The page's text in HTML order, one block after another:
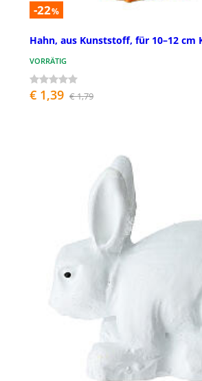
-22%
Hahn, aus Kunststoff, für 10–12 cm
VORRÄTIG
€ 1,39 € 1,79